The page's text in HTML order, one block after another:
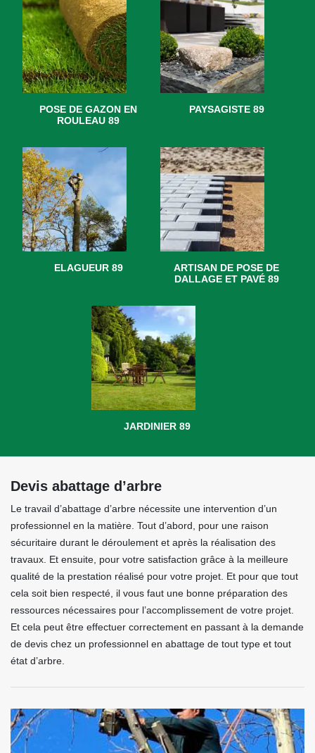
POSE DE GAZON EN
ROULEAU 89
PAYSAGISTE 89
ELAGUEUR 89
ARTISAN DE POSE DE
DALLAGE ET PAVÉ 89
JARDINIER 89
Devis abattage d’arbre
Le travail d’abattage d’arbre nécessite une intervention d’un
professionnel en la matière. Tout d’abord, pour une raison
sécuritaire durant le déroulement et après la réalisation des
travaux. Et ensuite, pour votre satisfaction grâce à la meilleure
qualité de la prestation réalisé pour votre projet. Et pour que tout
cela soit bien respecté, il vous faut une bonne préparation des
ressources nécessaires pour l’accomplissement de votre projet.
Et cela peut être effectuer correctement en passant à la demande
de devis chez un professionnel en abattage de tout type et tout
état d’arbre.